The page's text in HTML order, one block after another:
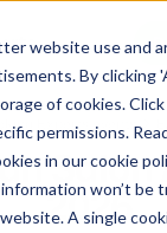
website use and
By clicking
of cookies.
permissions.
in our cookie
won’t be
A single
Experts events
2026